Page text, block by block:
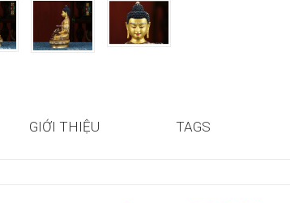
GIỚI THIỆU TAGS